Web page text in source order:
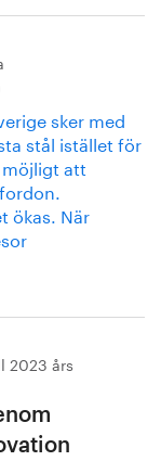
sker med
stål istället för
att
ökas. När
2023 års